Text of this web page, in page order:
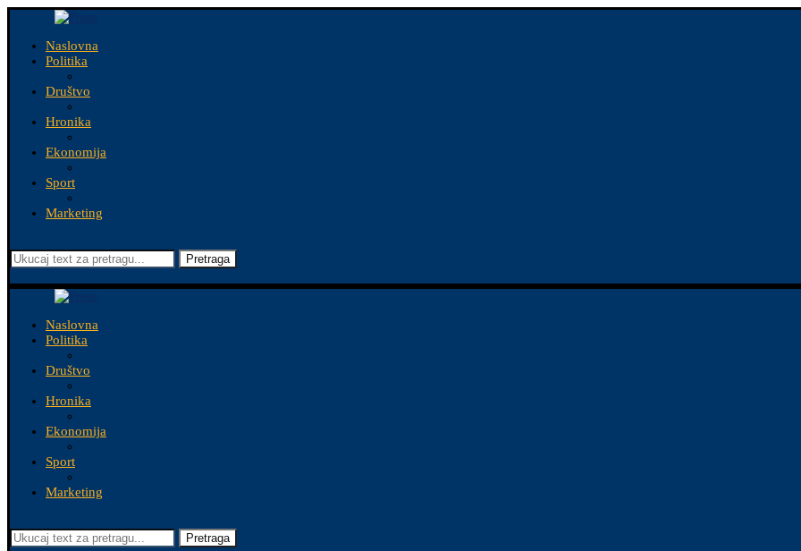
Naslovna
Politika
Društvo
Hronika
Ekonomija
Sport
Marketing
Pretraga
Naslovna
Politika
Društvo
Hronika
Ekonomija
Sport
Marketing
Pretraga